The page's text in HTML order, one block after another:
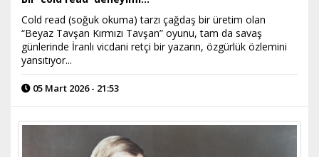
Cold read (soğuk okuma) tarzı çağdaş bir üretim olan
“Beyaz Tavşan Kırmızı Tavşan” oyunu, tam da savaş
günlerinde İranlı vicdani retçi bir yazarın, özgürlük özlemini
yansıtıyor...
05 Mart 2026 - 21:53